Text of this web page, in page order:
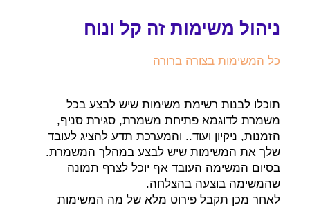
ניהול משימות זה קל ונוח
כל המשימות בצורה ברורה
תוכלו לבנות רשימת משימות שיש לבצע בכל
משמרת לדוגמא פתיחת משמרת, סגירת סניף,
הזמנות, ניקיון ועוד.. והמערכת תדע להציג לעובד
שלך את המשימות שיש לבצע במהלך המשמרת.
בסיום המשימה העובד אף יוכל לצרף תמונה
שהמשימה בוצעה בהצלחה.
לאחר מכן תקבל פירוט מלא של מה המשימות